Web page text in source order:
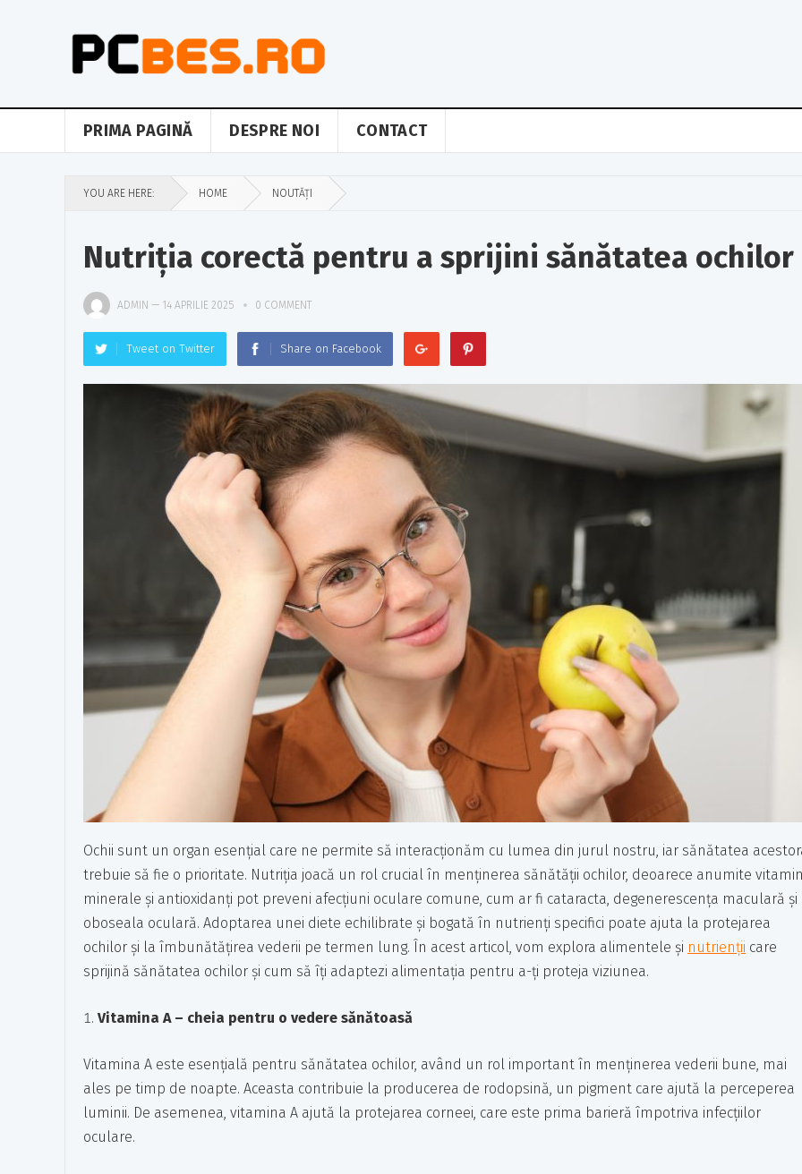
PRIMA PAGINĂ DESPRE NOI CONTACT
YOU ARE HERE: HOME NOUTĂȚI
Nutriția corectă pentru a sprijini sănătatea ochilor
ADMIN — 14 APRILIE 2025 0 COMMENT
Tweet on Twitter Share on Facebook
Ochii sunt un organ esențial care ne permite să interacționăm cu lumea din jurul nostru, iar sănătatea
trebuie să fie o prioritate. Nutriția joacă un rol crucial în menținerea sănătății ochilor, deoarece anumite
minerale și antioxidanți pot preveni afecțiuni oculare comune, cum ar fi cataracta, degenerescența maculară și
oboseala oculară. Adoptarea unei diete echilibrate și bogată în nutrienți specifici poate ajuta la protejarea
ochilor și la îmbunătățirea vederii pe termen lung. În acest articol, vom explora alimentele și nutrienții care
sprijină sănătatea ochilor și cum să îți adaptezi alimentația pentru a-ți proteja viziunea.
Vitamina A – cheia pentru o vedere sănătoasă
Vitamina A este esențială pentru sănătatea ochilor, având un rol important în menținerea vederii bune, mai
ales pe timp de noapte. Aceasta contribuie la producerea de rodopsină, un pigment care ajută la perceperea
luminii. De asemenea, vitamina A ajută la protejarea corneei, care este prima barieră împotriva infecțiilor
oculare.